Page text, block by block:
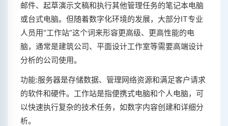
邮件、起草演示文稿和执行其他管理任务的笔记本电脑
或台式电脑。但随着数字化环境的发展，大部分IT专业
人员用“工作站”这个词来形容更高级、更高性能的电
脑，通常是建筑公司、平面设计工作室等需要高端设计
分析的公司使用。
功能:服务器是存储数据、管理网络资源和满足客户请求
的软件和硬件。工作站是指便携式电脑和个人电脑，可
以快速执行复杂的技术任务，如数字内容创建和详细分
析。